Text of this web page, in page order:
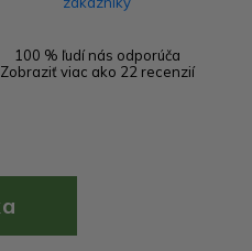
100 % ľudí nás odporúča
Zobraziť viac ako 22 recenzií